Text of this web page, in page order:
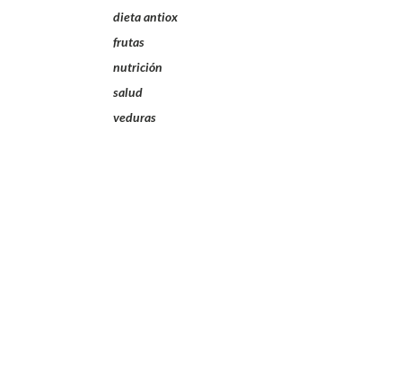
dieta antiox
frutas
nutrición
salud
veduras